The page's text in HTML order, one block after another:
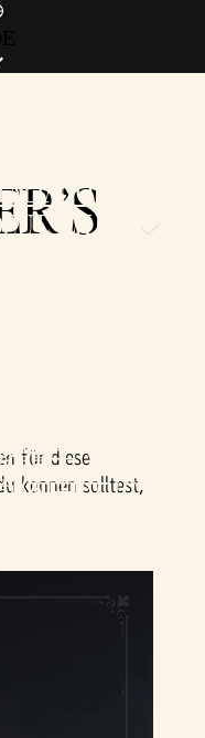
(IT)
(DE)
體中文 (TW)
体中文 (CN)
für diese
kennen solltest,